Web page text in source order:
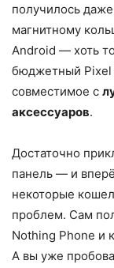
получилось
магнитному
Android — хоть
бюджетный Pixel
совместимое с
аксессуаров.
Достаточно
панель — и
некоторые
проблем. Сам
Nothing Phone и
А вы уже